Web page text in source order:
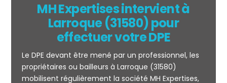
MH Expertises intervient à
Larroque (31580) pour
effectuer votre DPE
Le DPE devant être mené par un professionnel, les
propriétaires ou bailleurs à Larroque (31580)
mobilisent régulièrement la société MH Expertises,